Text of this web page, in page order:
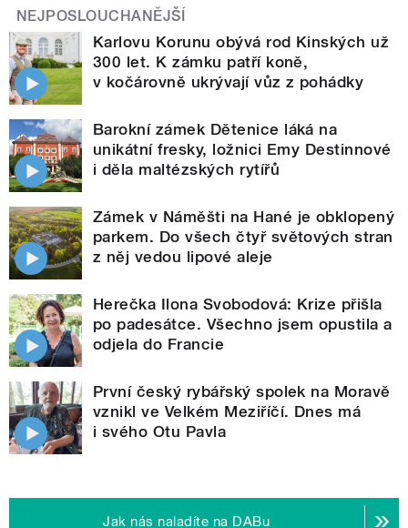
NEJPOSLOUCHANĚJŠÍ
Karlovu Korunu obývá rod Kinských už
300 let. K zámku patří koně,
v kočárovně ukrývají vůz z pohádky
Barokní zámek Dětenice láká na
unikátní fresky, ložnici Emy Destinnové
i děla maltézských rytířů
Zámek v Náměšti na Hané je obklopený
parkem. Do všech čtyř světových stran
z něj vedou lipové aleje
Herečka Ilona Svobodová: Krize přišla
po padesátce. Všechno jsem opustila a
odjela do Francie
První český rybářský spolek na Moravě
vznikl ve Velkém Meziříčí. Dnes má
i svého Otu Pavla
Jak nás naladíte na DABu